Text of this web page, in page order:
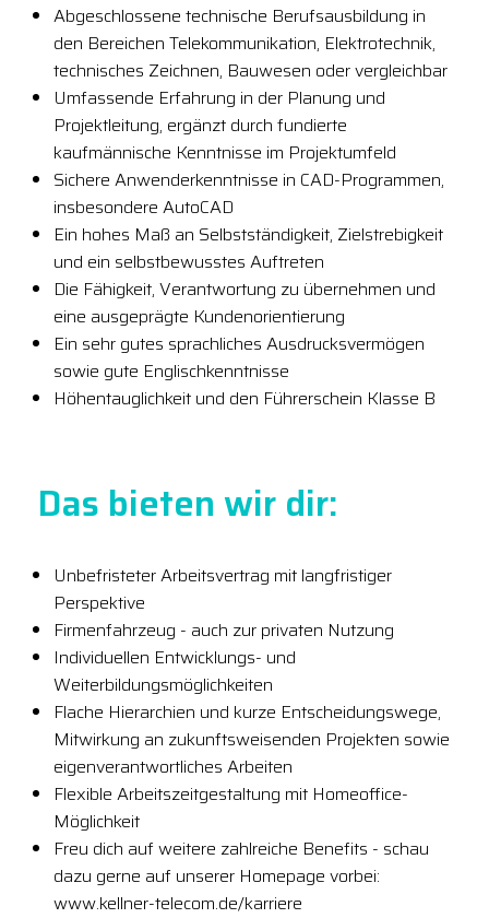
Abgeschlossene technische Berufsausbildung in
den Bereichen Telekommunikation, Elektrotechnik,
technisches Zeichnen, Bauwesen oder vergleichbar
Umfassende Erfahrung in der Planung und
Projektleitung, ergänzt durch fundierte
kaufmännische Kenntnisse im Projektumfeld
Sichere Anwenderkenntnisse in CAD-Programmen,
insbesondere AutoCAD
Ein hohes Maß an Selbstständigkeit, Zielstrebigkeit
und ein selbstbewusstes Auftreten
Die Fähigkeit, Verantwortung zu übernehmen und
eine ausgeprägte Kundenorientierung
Ein sehr gutes sprachliches Ausdrucksvermögen
sowie gute Englischkenntnisse
Höhentauglichkeit und den Führerschein Klasse B
Das bieten wir dir:
Unbefristeter Arbeitsvertrag mit langfristiger
Perspektive
Firmenfahrzeug - auch zur privaten Nutzung
Individuellen Entwicklungs- und
Weiterbildungsmöglichkeiten
Flache Hierarchien und kurze Entscheidungswege,
Mitwirkung an zukunftsweisenden Projekten sowie
eigenverantwortliches Arbeiten
Flexible Arbeitszeitgestaltung mit Homeoffice-
Möglichkeit
Freu dich auf weitere zahlreiche Benefits - schau
dazu gerne auf unserer Homepage vorbei:
www.kellner-telecom.de/karriere